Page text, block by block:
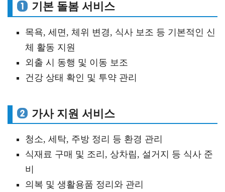
기본 돌봄 서비스
목욕, 세면, 체위 변경, 식사 보조 등 기본적인 신
체 활동 지원
외출 시 동행 및 이동 보조
건강 상태 확인 및 투약 관리
가사 지원 서비스
청소, 세탁, 주방 정리 등 환경 관리
식재료 구매 및 조리, 상차림, 설거지 등 식사 준
비
의복 및 생활용품 정리와 관리